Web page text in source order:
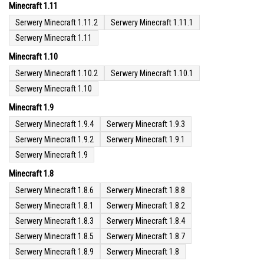
Minecraft 1.11
Serwery Minecraft 1.11.2
Serwery Minecraft 1.11.1
Serwery Minecraft 1.11
Minecraft 1.10
Serwery Minecraft 1.10.2
Serwery Minecraft 1.10.1
Serwery Minecraft 1.10
Minecraft 1.9
Serwery Minecraft 1.9.4
Serwery Minecraft 1.9.3
Serwery Minecraft 1.9.2
Serwery Minecraft 1.9.1
Serwery Minecraft 1.9
Minecraft 1.8
Serwery Minecraft 1.8.6
Serwery Minecraft 1.8.8
Serwery Minecraft 1.8.1
Serwery Minecraft 1.8.2
Serwery Minecraft 1.8.3
Serwery Minecraft 1.8.4
Serwery Minecraft 1.8.5
Serwery Minecraft 1.8.7
Serwery Minecraft 1.8.9
Serwery Minecraft 1.8